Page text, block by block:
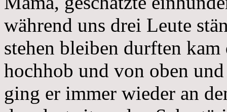
während uns drei Leute
stehen bleiben durften
hochhob und von oben
ging er immer wieder an